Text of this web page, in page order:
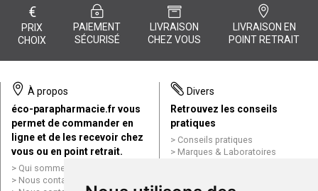
€
PRIX
CHOIX
PAIEMENT
SÉCURISÉ
LIVRAISON
CHEZ VOUS
LIVRAISON EN
POINT RETRAIT
À propos
éco-parapharmacie.fr vous
permet de commander en
ligne et de les recevoir chez
vous ou en point retrait.
Qui sommes nous ?
Nous contacter par e-mail
Divers
Retrouvez les conseils
pratiques
Conseils pratiques
Marques & Laboratoires
Mentions légales